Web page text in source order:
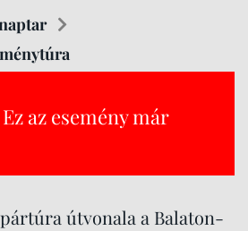
az esemény már
útvonala a Balaton-